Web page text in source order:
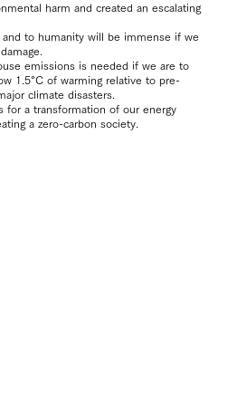
harm and created an escalating
to humanity will be immense if we
emissions is needed if we are to
1.5°C of warming relative to pre-
climate disasters.
for a transformation of our energy
a zero-carbon society.